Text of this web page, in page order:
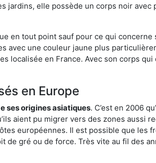
jardins, elle possède un corps noir
en tout point sauf pour ce qui
avec une couleur jaune plus
localisée en France. Avec son corps
en Europe
ses origines asiatiques. C’est en 2006
aient pu migrer vers des zones aussi
européennes. Il est possible que les
de gré ou de force. Très vite au fil des